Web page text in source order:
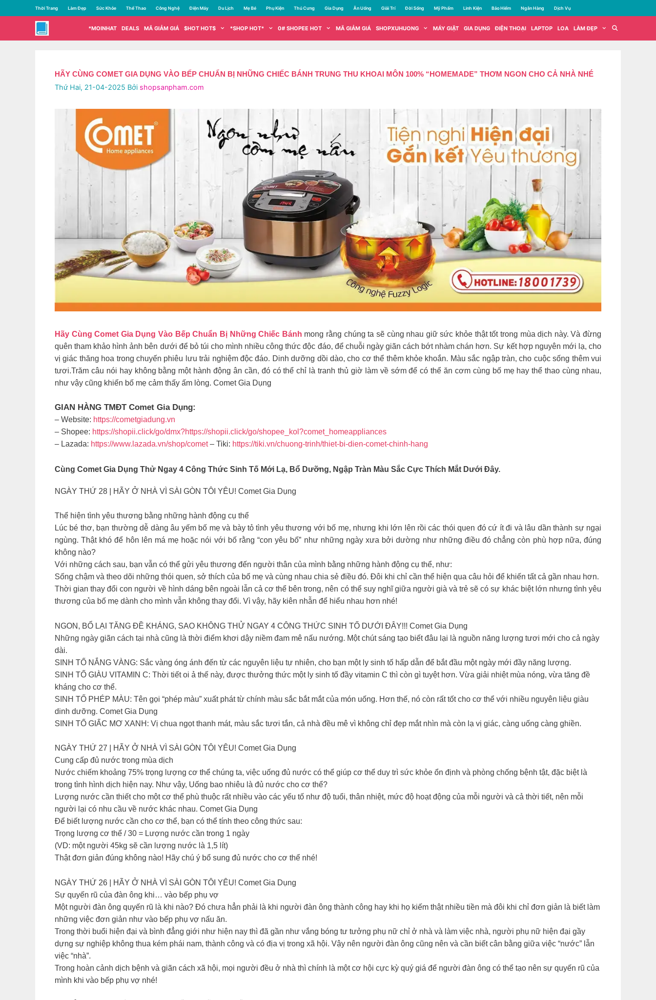
đến
dung
Thời Trang Làm Đẹp Sức Khỏe Thể Thao Công Nghệ Điện Máy Du Lịch Mẹ Bé Phụ Kiện Thú Cưng Gia Dụng Ăn Uống Giải Trí Đời Sống Mỹ Phẩm Linh Kiện Bảo Hiểm Ngân Hàng Dịch Vụ
*MOINHAT DEALS MÃ GIẢM GIÁ $HOT HOT$ *SHOP HOT* 0# SHOPEE HOT MÃ GIẢM GIÁ SHOPXUHUONG MÁY GIẶT GIA DỤNG ĐIỆN THOẠI LAPTOP LOA LÀM ĐẸP
HÃY CÙNG COMET GIA DỤNG VÀO BẾP CHUẨN BỊ NHỮNG CHIẾC BÁNH TRUNG THU KHOAI MÔN 100% “HOMEMADE” THƠM NGON CHO CẢ NHÀ NHÉ
Thứ Hai, 21-04-2025 Bởi shopsanpham.com
Hãy Cùng Comet Gia Dụng Vào Bếp Chuẩn Bị Những Chiếc Bánh mong rằng chúng ta sẽ cùng nhau giữ sức khỏe thật tốt trong mùa dịch này. Và đừng
quên tham khảo hình ảnh bên dưới để bỏ túi cho mình nhiều công thức độc đáo, để chuỗi ngày giãn cách bớt nhàm chán hơn. Sự kết hợp nguyên mới lạ, cho
vị giác thăng hoa trong chuyến phiêu lưu trải nghiệm độc đáo. Dinh dưỡng dồi dào, cho cơ thể thêm khỏe khoắn. Màu sắc ngập tràn, cho cuộc sống thêm vui
tươi.Trăm câu nói hay không bằng một hành động ân cần, đó có thể chỉ là tranh thủ giờ làm về sớm để có thể ăn cơm cùng bố mẹ hay thể thao cùng nhau,
như vậy cũng khiến bố mẹ cảm thấy ấm lòng. Comet Gia Dụng
GIAN HÀNG TMĐT Comet Gia Dụng:
– Website: https://cometgiadung.vn
– Shopee: https://shopii.click/go/dmx?https://shopii.click/go/shopee_kol?comet_homeappliances
– Lazada: https://www.lazada.vn/shop/comet– Tiki: https://tiki.vn/chuong-trinh/thiet-bi-dien-comet-chinh-hang
Cùng Comet Gia Dụng Thử Ngay 4 Công Thức Sinh Tố Mới Lạ, Bổ Dưỡng, Ngập Tràn Màu Sắc Cực Thích Mắt Dưới Đây.
NGÀY THỨ 28 | HÃY Ở NHÀ VÌ SÀI GÒN TÔI YÊU! Comet Gia Dụng
Thể hiện tình yêu thương bằng những hành động cụ thể
Lúc bé thơ, bạn thường dễ dàng âu yếm bố mẹ và bày tỏ tình yêu thương với bố mẹ, nhưng khi lớn lên rồi các thói quen đó cứ ít đi và lâu dần thành sự ngại
ngùng. Thật khó để hôn lên má mẹ hoặc nói với bố rằng “con yêu bố” như những ngày xưa bởi dường như những điều đó chẳng còn phù hợp nữa, đúng
không nào?
Với những cách sau, bạn vẫn có thể gửi yêu thương đến người thân của mình bằng những hành động cụ thể, như:
Sống chậm và theo dõi những thói quen, sở thích của bố mẹ và cùng nhau chia sẻ điều đó. Đôi khi chỉ cần thể hiện qua câu hỏi để khiến tất cả gần nhau hơn.
Thời gian thay đổi con người về hình dáng bên ngoài lẫn cả cơ thể bên trong, nên có thể suy nghĩ giữa người già và trẻ sẽ có sự khác biệt lớn nhưng tình yêu
thương của bố mẹ dành cho mình vẫn không thay đổi. Vì vậy, hãy kiên nhẫn để hiểu nhau hơn nhé!
NGON, BỔ LẠI TĂNG ĐỀ KHÁNG, SAO KHÔNG THỬ NGAY 4 CÔNG THỨC SINH TỐ DƯỚI ĐÂY!!! Comet Gia Dụng
Những ngày giãn cách tại nhà cũng là thời điểm khơi dậy niềm đam mê nấu nướng. Một chút sáng tạo biết đâu lại là nguồn năng lượng tươi mới cho cả ngày
dài.
SINH TỐ NẮNG VÀNG: Sắc vàng óng ánh đến từ các nguyên liệu tự nhiên, cho bạn một ly sinh tố hấp dẫn để bắt đầu một ngày mới đầy năng lượng.
SINH TỐ GIÀU VITAMIN C: Thời tiết oi ả thế này, được thưởng thức một ly sinh tố đầy vitamin C thì còn gì tuyệt hơn. Vừa giải nhiệt mùa nóng, vừa tăng đề
kháng cho cơ thể.
SINH TỐ PHÉP MÀU: Tên gọi “phép màu” xuất phát từ chính màu sắc bắt mắt của món uống. Hơn thế, nó còn rất tốt cho cơ thể với nhiều nguyên liệu giàu
dinh dưỡng. Comet Gia Dụng
SINH TỐ GIẤC MƠ XANH: Vị chua ngọt thanh mát, màu sắc tươi tắn, cả nhà đều mê vì không chỉ đẹp mắt nhìn mà còn lạ vị giác, càng uống càng ghiền.
NGÀY THỨ 27 | HÃY Ở NHÀ VÌ SÀI GÒN TÔI YÊU! Comet Gia Dụng
Cung cấp đủ nước trong mùa dịch
Nước chiếm khoảng 75% trọng lượng cơ thể chúng ta, việc uống đủ nước có thể giúp cơ thể duy trì sức khỏe ổn định và phòng chống bệnh tật, đặc biệt là
trong tình hình dịch hiện nay. Như vậy, Uống bao nhiêu là đủ nước cho cơ thể?
Lượng nước cần thiết cho một cơ thể phù thuộc rất nhiều vào các yếu tố như độ tuổi, thân nhiệt, mức độ hoạt động của mỗi người và cả thời tiết, nên mỗi
người lại có nhu cầu về nước khác nhau. Comet Gia Dụng
Để biết lượng nước cần cho cơ thể, bạn có thể tính theo công thức sau:
Trọng lượng cơ thể / 30 = Lượng nước cần trong 1 ngày
(VD: một người 45kg sẽ cần lượng nước là 1,5 lít)
Thật đơn giản đúng không nào! Hãy chú ý bổ sung đủ nước cho cơ thể nhé!
NGÀY THỨ 26 | HÃY Ở NHÀ VÌ SÀI GÒN TÔI YÊU! Comet Gia Dụng
Sự quyến rũ của đàn ông khi… vào bếp phụ vợ
Một người đàn ông quyến rũ là khi nào? Đó chưa hẳn phải là khi người đàn ông thành công hay khi họ kiếm thật nhiều tiền mà đôi khi chỉ đơn giản là biết làm
những việc đơn giản như vào bếp phụ vợ nấu ăn.
Trong thời buổi hiện đại và bình đẳng giới như hiện nay thì đã gần như vắng bóng tư tưởng phụ nữ chỉ ở nhà và làm việc nhà, người phụ nữ hiện đại gầy
dựng sự nghiệp không thua kém phái nam, thành công và có địa vị trong xã hội. Vậy nên người đàn ông cũng nên và cần biết cân bằng giữa việc “nước” lẫn
việc “nhà”.
Trong hoàn cảnh dịch bệnh và giãn cách xã hội, mọi người đều ở nhà thì chính là một cơ hội cực kỳ quý giá để người đàn ông có thể tạo nên sự quyến rũ của
mình khi vào bếp phụ vợ nhé!